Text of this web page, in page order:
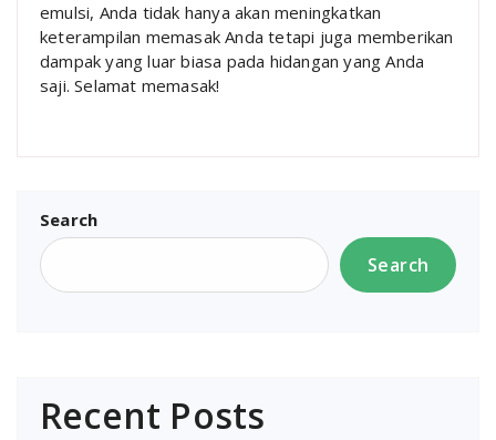
emulsi, Anda tidak hanya akan meningkatkan
keterampilan memasak Anda tetapi juga memberikan
dampak yang luar biasa pada hidangan yang Anda
saji. Selamat memasak!
Search
Search
Recent Posts